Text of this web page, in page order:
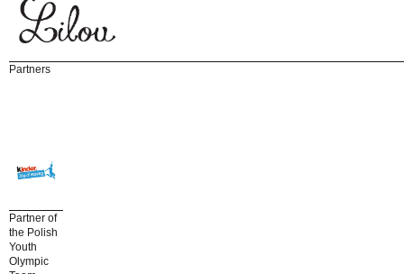
Partners
Partner of
the Polish
Youth
Olympic